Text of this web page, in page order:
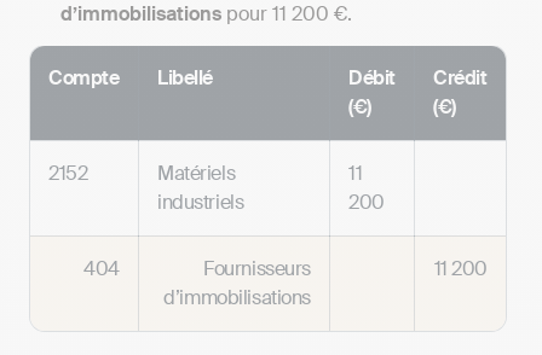
d’immobilisations pour 11 200 €.
Compte Libellé
Débit
(€)
Crédit
(€)
2152
Matériels
industriels
11
200
404
Fournisseurs
d’immobilisations
11 200